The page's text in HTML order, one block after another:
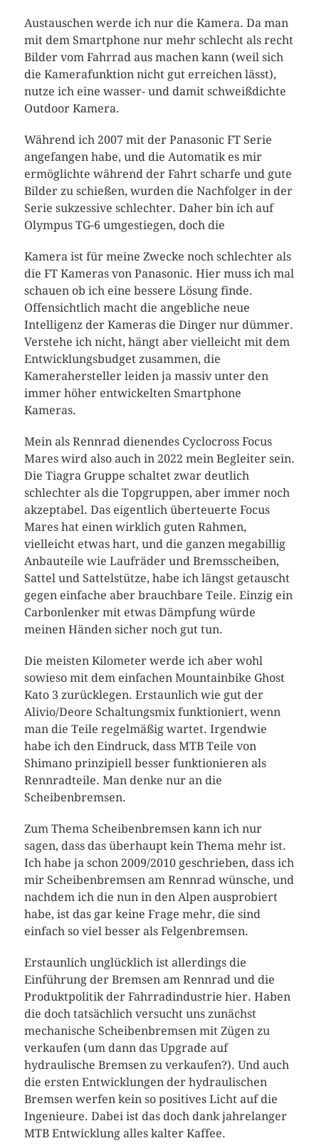
Austauschen werde ich nur die Kamera. Da man
mit dem Smartphone nur mehr schlecht als recht
Bilder vom Fahrrad aus machen kann (weil sich
die Kamerafunktion nicht gut erreichen lässt),
nutze ich eine wasser- und damit schweißdichte
Outdoor Kamera.
Während ich 2007 mit der Panasonic FT Serie
angefangen habe, und die Automatik es mir
ermöglichte während der Fahrt scharfe und gute
Bilder zu schießen, wurden die Nachfolger in der
Serie sukzessive schlechter. Daher bin ich auf
Olympus TG-6 umgestiegen, doch die
Kamera ist für meine Zwecke noch schlechter als
die FT Kameras von Panasonic. Hier muss ich mal
schauen ob ich eine bessere Lösung finde.
Offensichtlich macht die angebliche neue
Intelligenz der Kameras die Dinger nur dümmer.
Verstehe ich nicht, hängt aber vielleicht mit dem
Entwicklungsbudget zusammen, die
Kamerahersteller leiden ja massiv unter den
immer höher entwickelten Smartphone
Kameras.
Mein als Rennrad dienendes Cyclocross Focus
Mares wird also auch in 2022 mein Begleiter sein.
Die Tiagra Gruppe schaltet zwar deutlich
schlechter als die Topgruppen, aber immer noch
akzeptabel. Das eigentlich überteuerte Focus
Mares hat einen wirklich guten Rahmen,
vielleicht etwas hart, und die ganzen megabillig
Anbauteile wie Laufräder und Bremsscheiben,
Sattel und Sattelstütze, habe ich längst getauscht
gegen einfache aber brauchbare Teile. Einzig ein
Carbonlenker mit etwas Dämpfung würde
meinen Händen sicher noch gut tun.
Die meisten Kilometer werde ich aber wohl
sowieso mit dem einfachen Mountainbike Ghost
Kato 3 zurücklegen. Erstaunlich wie gut der
Alivio/Deore Schaltungsmix funktioniert, wenn
man die Teile regelmäßig wartet. Irgendwie
habe ich den Eindruck, dass MTB Teile von
Shimano prinzipiell besser funktionieren als
Rennradteile. Man denke nur an die
Scheibenbremsen.
Zum Thema Scheibenbremsen kann ich nur
sagen, dass das überhaupt kein Thema mehr ist.
Ich habe ja schon 2009/2010 geschrieben, dass ich
mir Scheibenbremsen am Rennrad wünsche, und
nachdem ich die nun in den Alpen ausprobiert
habe, ist das gar keine Frage mehr, die sind
einfach so viel besser als Felgenbremsen.
Erstaunlich unglücklich ist allerdings die
Einführung der Bremsen am Rennrad und die
Produktpolitik der Fahrradindustrie hier. Haben
die doch tatsächlich versucht uns zunächst
mechanische Scheibenbremsen mit Zügen zu
verkaufen (um dann das Upgrade auf
hydraulische Bremsen zu verkaufen?). Und auch
die ersten Entwicklungen der hydraulischen
Bremsen werfen kein so positives Licht auf die
Ingenieure. Dabei ist das doch dank jahrelanger
MTB Entwicklung alles kalter Kaffee.